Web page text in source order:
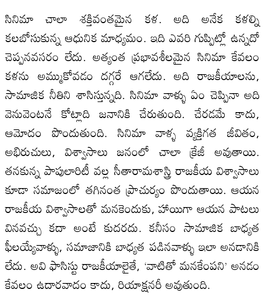
సినిమా చాలా శక్తివంతమైన కళ. అది అనేక కళల్ని
కలబోసుకున్న ఆధునిక మాధ్యమం. ఇది ఎవరి గుప్పిట్లో ఉన్నదో
చెప్పనవసరం లేదు. అత్యంత ప్రభావశీలమైన సినిమా కేవలం
కళను అమ్ముకోవడం దగ్గరే ఆగలేదు. అది రాజకీయాలను,
సామాజిక నీతిని శాసిస్తున్నది. సినిమా వాళ్ళు ఏం చెప్పినా అది
వెనువెంటనే కోట్లాది జనానికి చేరుతుంది. చేరడమే కాదు,
ఆమోదం పొందుతుంది. సినిమా వాళ్ళ వ్యక్తిగత జీవితం,
అభిరుచులు, విశ్వాసాలు జనంలో చాలా క్రేజీ అవుతాయి.
తనకున్న పాపులారిటీ వల్ల సీతారామశాస్త్రి రాజకీయ విశ్వాసాలు
కూడా సమాజంలో తగినంత ప్రాచుర్యం పొందుతాయి. ఆయన
రాజకీయ విశ్వాసాలతో మనకెందుకు, హాయిగా ఆయన పాటలు
వినవచ్చు కదా అంటే కుదరదు. కనీసం సామాజిక బాధ్యత
ఫీలయ్యేవాళ్ళు, సమాజానికి బాధ్యత పడినవాళ్ళు ఇలా అనడానికి
లేదు. అవి ఫాసిస్టు రాజకీయాలైతే, ‘వాటితో మనకేంపని’ అనడం
కేవలం ఉదారవాదం కాదు, రియాక్షనరీ అవుతుంది.